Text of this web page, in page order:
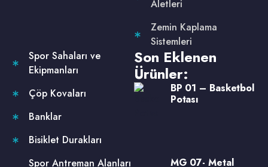
Aletleri
Zemin Kaplama
Sistemleri
Spor Sahaları ve
Ekipmanları
Çöp Kovaları
Banklar
Bisiklet Durakları
Spor Antreman Alanları
Son Eklenen
Ürünler:
BP 01 – Basketbol
Potası
MG 07- Metal